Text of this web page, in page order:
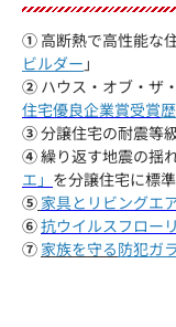
① 高断熱で高性能な
ビルダー 」
② ハウス・オブ・ザ
住宅優良企業賞受賞歴
③分譲住宅の耐震等
④繰り返す地震の揺
エ」 を分譲住宅に標
⑤ 家具とリビングエ
⑥抗ウイルスフロー
⑦ 家族を守る防犯ガ